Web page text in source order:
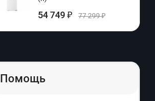
54 749₽ 77 299₽
Помощь